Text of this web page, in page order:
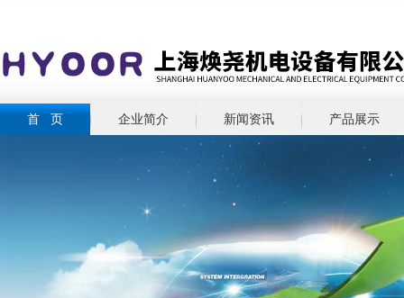
首 页 企业简介 新闻资讯 产品展示